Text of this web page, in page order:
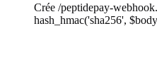
Crée /peptidepay-
hash_hmac('sha256',